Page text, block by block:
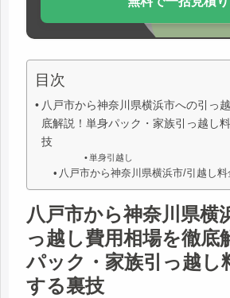
目次
八戸市から神奈川県横浜市への引っ
底解説！単身パック・家族引っ越し
技
単身引越し
八戸市から神奈川県横浜市/引越し
八戸市から神奈川県横
っ越し費用相場を徹底
パック・家族引っ越し
する裏技